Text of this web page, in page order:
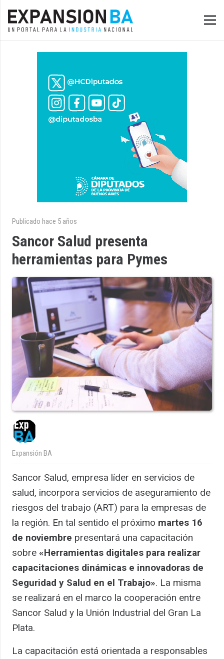
Publicado hace 5 años
Sancor Salud presenta
herramientas para Pymes
Expansión BA
Sancor Salud, empresa líder en servicios de
salud, incorpora servicios de aseguramiento de
riesgos del trabajo (ART) para la empresas de
la región. En tal sentido el próximo martes 16
de noviembre presentará una capacitación
sobre «Herramientas digitales para realizar
capacitaciones dinámicas e innovadoras de
Seguridad y Salud en el Trabajo». La misma
se realizará en el marco la cooperación entre
Sancor Salud y la Unión Industrial del Gran La
Plata.
La capacitación está orientada a responsables